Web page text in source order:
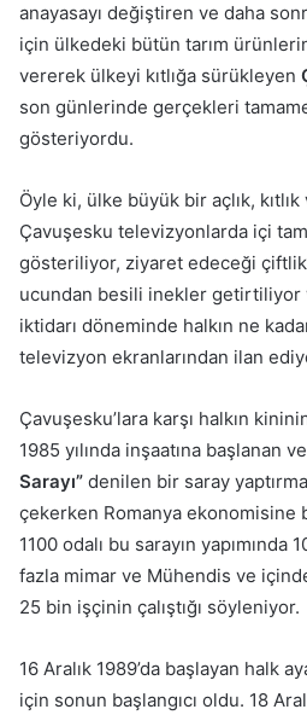
anayasayı değiştiren ve daha
için ülkedeki bütün tarım
vererek ülkeyi kıtlığa sürükleyen
son günlerinde gerçekleri
gösteriyordu.
Öyle ki, ülke büyük bir açlık,
Çavuşesku televizyonlarda içi
gösteriliyor, ziyaret edeceği
ucundan besili inekler getirtiliyor
iktidarı döneminde halkın ne
televizyon ekranlarından ilan
Çavuşesku’lara karşı halkın
1985 yılında inşaatına başlanan
Sarayı” denilen bir saray
çekerken Romanya ekonomisine
1100 odalı bu sarayın yapımında
fazla mimar ve Mühendis ve
25 bin işçinin çalıştığı söyleniyor.
16 Aralık 1989’da başlayan halk
için sonun başlangıcı oldu. 18